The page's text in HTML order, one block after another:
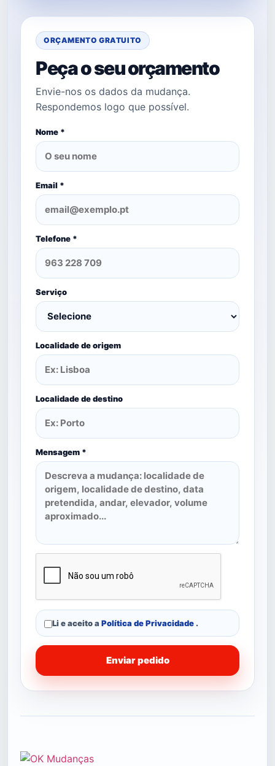
ORÇAMENTO GRATUITO
Peça o seu orçamento
Envie-nos os dados da mudança.
Respondemos logo que possível.
Nome *
Email *
Telefone *
Serviço
Localidade de origem
Localidade de destino
Mensagem *
Li e aceito a Política de Privacidade .
Enviar pedido